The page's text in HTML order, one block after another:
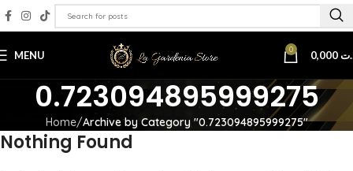
MENU 0
0.723094895999275
Home Archive by Category "0.723094895999275"
Nothing Found